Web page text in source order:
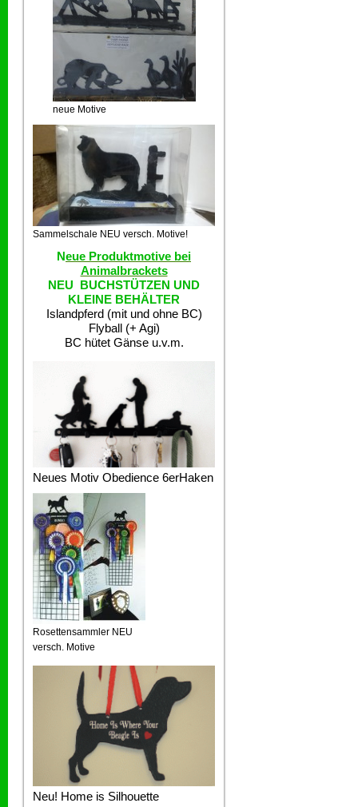
neue Motive
Sammelschale NEU versch. Motive!
Neue Produktmotive bei
Animalbrackets
NEU BUCHSTÜTZEN UND
KLEINE BEHÄLTER
Islandpferd (mit und ohne BC)
Flyball (+ Agi)
BC hütet Gänse u.v.m.
Neues Motiv Obedience 6erHaken
Rosettensammler NEU
versch. Motive
Neu! Home is Silhouette